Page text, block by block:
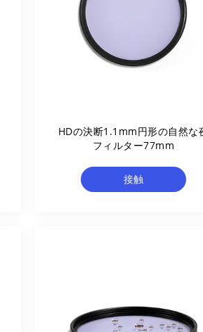
HDの決断1.1mm円形の自然な
フィルター77mm
接触